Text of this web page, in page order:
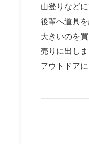
山登りなど
後輩へ道具
大きいのを
売りに出し
アウトドア